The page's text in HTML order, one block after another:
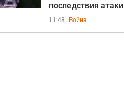
последствия атаки
11:48 Война